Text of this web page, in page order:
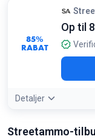
Tilbudsdetaljer:
og MLB-hold til
85%
RABAT
Op til
Detaljer
999 kr. til kun 150
Streetammo-